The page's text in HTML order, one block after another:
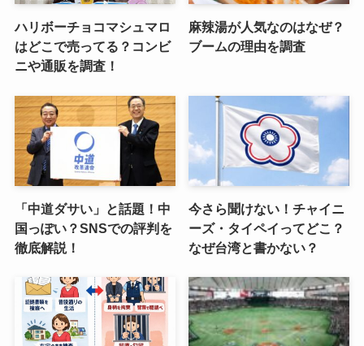
ハリボーチョコマシュマロ
はどこで売ってる？コンビ
ニや通販を調査！
麻辣湯が人気なのはなぜ？
ブームの理由を調査
「中道ダサい」と話題！中
国っぽい？SNSでの評判を
徹底解説！
今さら聞けない！チャイニ
ーズ・タイペイってどこ？
なぜ台湾と書かない？